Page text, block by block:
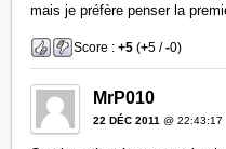
mais je préfère penser la
Score :+5 (+5 /-0)
MrP010
22 DÉC 2011 @ 22:43:17